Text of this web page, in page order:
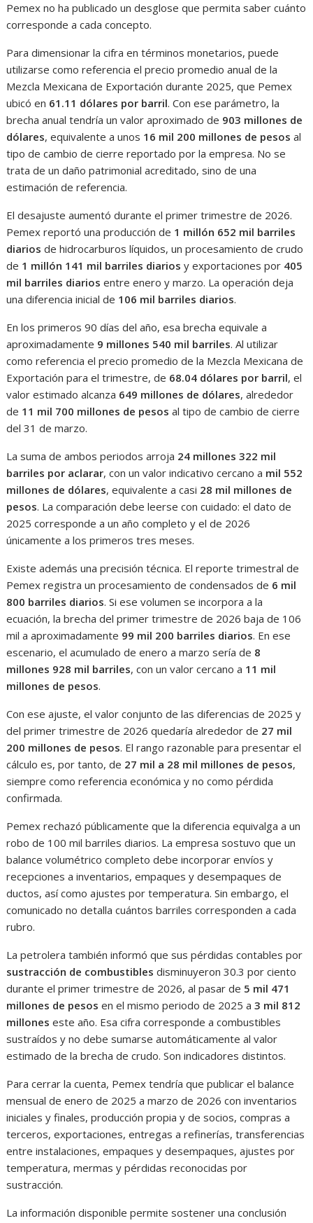
Pemex no ha publicado un desglose que permita saber cuánto
corresponde a cada concepto.
Para dimensionar la cifra en términos monetarios, puede
utilizarse como referencia el precio promedio anual de la
Mezcla Mexicana de Exportación durante 2025, que Pemex
ubicó en 61.11 dólares por barril. Con ese parámetro, la
brecha anual tendría un valor aproximado de 903 millones de
dólares, equivalente a unos 16 mil 200 millones de pesos al
tipo de cambio de cierre reportado por la empresa. No se
trata de un daño patrimonial acreditado, sino de una
estimación de referencia.
El desajuste aumentó durante el primer trimestre de 2026.
Pemex reportó una producción de 1 millón 652 mil barriles
diarios de hidrocarburos líquidos, un procesamiento de crudo
de 1 millón 141 mil barriles diarios y exportaciones por 405
mil barriles diarios entre enero y marzo. La operación deja
una diferencia inicial de 106 mil barriles diarios.
En los primeros 90 días del año, esa brecha equivale a
aproximadamente 9 millones 540 mil barriles. Al utilizar
como referencia el precio promedio de la Mezcla Mexicana de
Exportación para el trimestre, de 68.04 dólares por barril, el
valor estimado alcanza 649 millones de dólares, alrededor
de 11 mil 700 millones de pesos al tipo de cambio de cierre
del 31 de marzo.
La suma de ambos periodos arroja 24 millones 322 mil
barriles por aclarar, con un valor indicativo cercano a mil 552
millones de dólares, equivalente a casi 28 mil millones de
pesos. La comparación debe leerse con cuidado: el dato de
2025 corresponde a un año completo y el de 2026
únicamente a los primeros tres meses.
Existe además una precisión técnica. El reporte trimestral de
Pemex registra un procesamiento de condensados de 6 mil
800 barriles diarios. Si ese volumen se incorpora a la
ecuación, la brecha del primer trimestre de 2026 baja de 106
mil a aproximadamente 99 mil 200 barriles diarios. En ese
escenario, el acumulado de enero a marzo sería de 8
millones 928 mil barriles, con un valor cercano a 11 mil
millones de pesos.
Con ese ajuste, el valor conjunto de las diferencias de 2025 y
del primer trimestre de 2026 quedaría alrededor de 27 mil
200 millones de pesos. El rango razonable para presentar el
cálculo es, por tanto, de 27 mil a 28 mil millones de pesos,
siempre como referencia económica y no como pérdida
confirmada.
Pemex rechazó públicamente que la diferencia equivalga a un
robo de 100 mil barriles diarios. La empresa sostuvo que un
balance volumétrico completo debe incorporar envíos y
recepciones a inventarios, empaques y desempaques de
ductos, así como ajustes por temperatura. Sin embargo, el
comunicado no detalla cuántos barriles corresponden a cada
rubro.
La petrolera también informó que sus pérdidas contables por
sustracción de combustibles disminuyeron 30.3 por ciento
durante el primer trimestre de 2026, al pasar de 5 mil 471
millones de pesos en el mismo periodo de 2025 a3 mil 812
millones este año. Esa cifra corresponde a combustibles
sustraídos y no debe sumarse automáticamente al valor
estimado de la brecha de crudo. Son indicadores distintos.
Para cerrar la cuenta, Pemex tendría que publicar el balance
mensual de enero de 2025 a marzo de 2026 con inventarios
iniciales y finales, producción propia y de socios, compras a
terceros, exportaciones, entregas a refinerías, transferencias
entre instalaciones, empaques y desempaques, ajustes por
temperatura, mermas y pérdidas reconocidas por
sustracción.
La información disponible permite sostener una conclusión